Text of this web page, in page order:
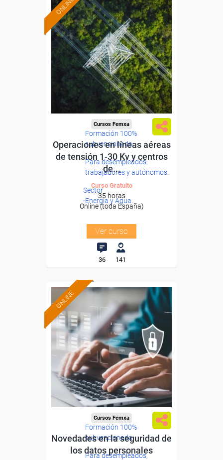
ONLINE
Formación 100%
subvencionada.
Para desempleados,
trabajadores y autónomos.
Sector
-Energía y Agua.
Cursos Femxa
Operaciones en líneas aéreas
de tensión 1-30 Kv y centros
de...
Curso Gratuito
35 horas
Online (toda España)
Ver curso
36 141
ONLINE
Formación 100%
subvencionada.
Para desempleados,
Cursos Femxa
Novedades en la seguridad de
los datos personales